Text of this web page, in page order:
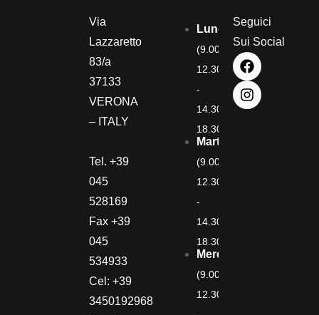
Via
Lazzaretto
83/a
37133
VERONA
– ITALY
Tel. +39
045
528169
Fax +39
045
534933
Cel: +39
3450192968
Lunedì
(9.00-
12.30
-
14.30-
18.30)
Martedì
(9.00-
12.30
-
14.30-
18.30)
Mercoledì
(9.00-
12.30
Seguici
Sui Social